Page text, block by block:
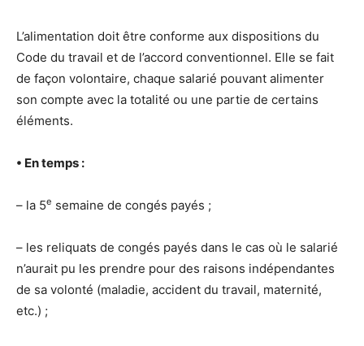
L’alimentation doit être conforme aux dispositions du
Code du travail et de l’accord conventionnel. Elle se fait
de façon volontaire, chaque salarié pouvant alimenter
son compte avec la totalité ou une partie de certains
éléments.
• En temps :
– la 5e semaine de congés payés ;
– les reliquats de congés payés dans le cas où le salarié
n’aurait pu les prendre pour des raisons indépendantes
de sa volonté (maladie, accident du travail, maternité,
etc.) ;